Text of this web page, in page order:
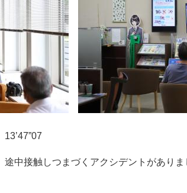
途中接触しつまづくアクシデントがあり